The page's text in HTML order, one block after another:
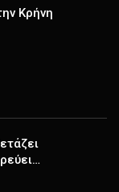
Κρήνη